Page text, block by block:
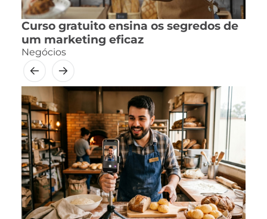
Curso gratuito ensina os segredos de
um marketing eficaz
Negócios